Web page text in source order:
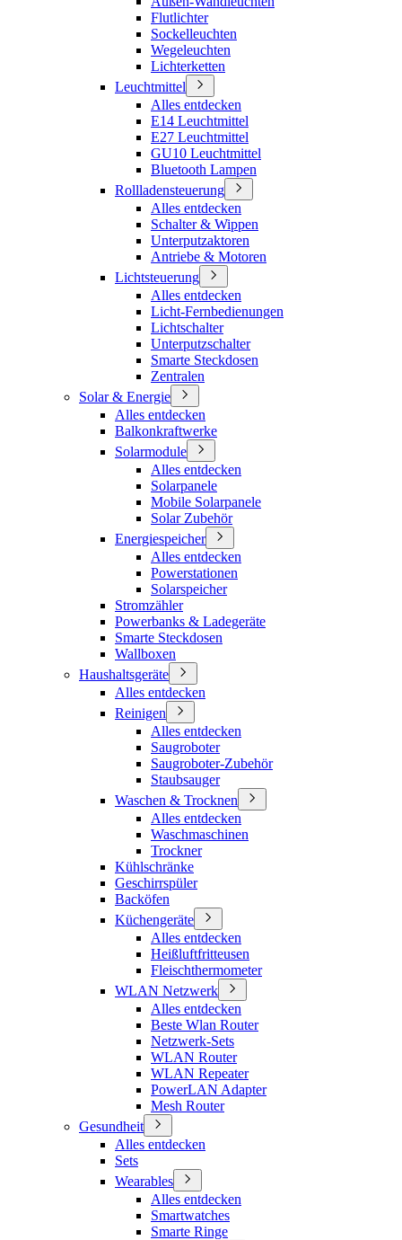
Flutlichter
Sockelleuchten
Wegeleuchten
Lichterketten
Leuchtmittel
Alles entdecken
E14 Leuchtmittel
E27 Leuchtmittel
GU10 Leuchtmittel
Bluetooth Lampen
Rollladensteuerung
Alles entdecken
Schalter & Wippen
Unterputzaktoren
Antriebe & Motoren
Lichtsteuerung
Alles entdecken
Licht-Fernbedienungen
Lichtschalter
Unterputzschalter
Smarte Steckdosen
Zentralen
Solar & Energie
Alles entdecken
Balkonkraftwerke
Solarmodule
Alles entdecken
Solarpanele
Mobile Solarpanele
Solar Zubehör
Energiespeicher
Alles entdecken
Powerstationen
Solarspeicher
Stromzähler
Powerbanks & Ladegeräte
Smarte Steckdosen
Wallboxen
Haushaltsgeräte
Alles entdecken
Reinigen
Alles entdecken
Saugroboter
Saugroboter-Zubehör
Staubsauger
Waschen & Trocknen
Alles entdecken
Waschmaschinen
Trockner
Kühlschränke
Geschirrspüler
Backöfen
Küchengeräte
Alles entdecken
Heißluftfritteusen
Fleischthermometer
WLAN Netzwerk
Alles entdecken
Beste Wlan Router
Netzwerk-Sets
WLAN Router
WLAN Repeater
PowerLAN Adapter
Mesh Router
Gesundheit
Alles entdecken
Sets
Wearables
Alles entdecken
Smartwatches
Smarte Ringe